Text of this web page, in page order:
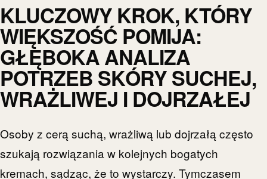
KLUCZOWY KROK, KTÓRY
WIĘKSZOŚĆ POMIJA:
GŁĘBOKA ANALIZA
POTRZEB SKÓRY SUCHEJ,
WRAŻLIWEJ I DOJRZAŁEJ
Osoby z cerą suchą, wrażliwą lub dojrzałą często
szukają rozwiązania w kolejnych bogatych
kremach, sądząc, że to wystarczy. Tymczasem